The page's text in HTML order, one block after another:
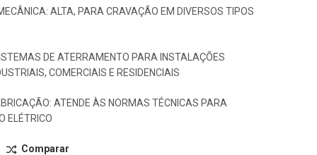
ALTA, PARA CRAVAÇÃO EM DIVERSOS TIPOS
DE ATERRAMENTO PARA INSTALAÇÕES
COMERCIAIS E RESIDENCIAIS
ATENDE ÀS NORMAS TÉCNICAS PARA
ELÉTRICO
Comparar